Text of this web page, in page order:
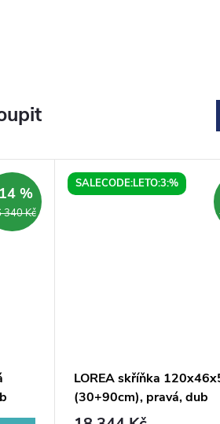
340 Kč
%
SALECODE:LETO:3:%
LOREA skříňka
(30+90cm), pravá, dub
alabama/bílá mat